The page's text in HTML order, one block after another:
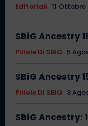
Editoriali 11
SBiG Ancestry
Pillole Di SBiG 5
SBiG Ancestry
Pillole Di SBiG 3
SBiG Ancestry: